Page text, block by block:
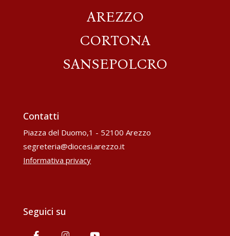
AREZZO
CORTONA
SANSEPOLCRO
Contatti
Piazza del Duomo,1 - 52100 Arezzo
segreteria@diocesi.arezzo.it
Informativa privacy
Seguici su